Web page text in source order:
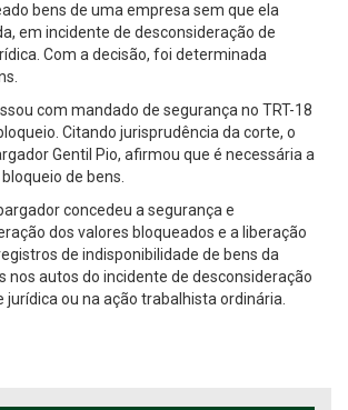
bens de uma empresa sem que ela
em incidente de desconsideração de
Com a decisão, foi determinada
com mandado de segurança no TRT-18
Citando jurisprudência da corte, o
Gentil Pio, afirmou que é necessária a
de bens.
concedeu a segurança e
dos valores bloqueados e a liberação
de indisponibilidade de bens da
autos do incidente de desconsideração
jurídica ou na ação trabalhista ordinária.